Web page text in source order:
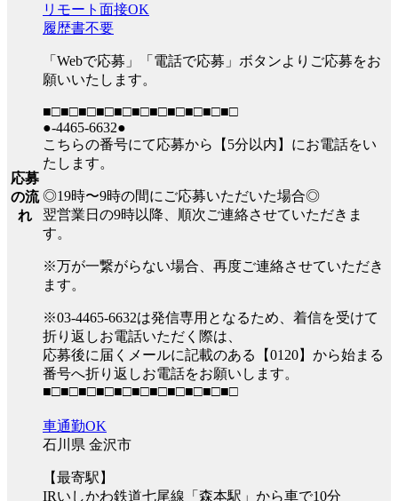
応募
の流
れ
リモート面接OK
履歴書不要
「Webで応募」「電話で応募」ボタンよりご応募をお
願いいたします。
■□■□■□■□■□■□■□■□■□■□■□
●-4465-6632●
こちらの番号にて応募から【5分以内】にお電話をい
たします。
◎19時〜9時の間にご応募いただいた場合◎
翌営業日の9時以降、順次ご連絡させていただきま
す。
※万が一繋がらない場合、再度ご連絡させていただき
ます。
※03-4465-6632は発信専用となるため、着信を受けて
折り返しお電話いただく際は、
応募後に届くメールに記載のある【0120】から始まる
番号へ折り返しお電話をお願いします。
■□■□■□■□■□■□■□■□■□■□■□
車通勤OK
石川県 金沢市
【最寄駅】
IRいしかわ鉄道七尾線「森本駅」から車で10分